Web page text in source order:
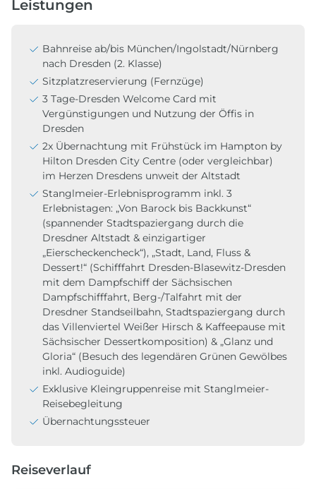
Leistungen
Bahnreise ab/bis München/Ingolstadt/Nürnberg
nach Dresden (2. Klasse)
Sitzplatzreservierung (Fernzüge)
3 Tage-Dresden Welcome Card mit
Vergünstigungen und Nutzung der Öffis in
Dresden
2x Übernachtung mit Frühstück im Hampton by
Hilton Dresden City Centre (oder vergleichbar)
im Herzen Dresdens unweit der Altstadt
Stanglmeier-Erlebnisprogramm inkl. 3
Erlebnistagen: „Von Barock bis Backkunst“
(spannender Stadtspaziergang durch die
Dresdner Altstadt & einzigartiger
„Eierscheckencheck“), „Stadt, Land, Fluss &
Dessert!“ (Schifffahrt Dresden-Blasewitz-Dresden
mit dem Dampfschiff der Sächsischen
Dampfschifffahrt, Berg-/Talfahrt mit der
Dresdner Standseilbahn, Stadtspaziergang durch
das Villenviertel Weißer Hirsch & Kaffeepause mit
Sächsischer Dessertkomposition) & „Glanz und
Gloria“ (Besuch des legendären Grünen Gewölbes
inkl. Audioguide)
Exklusive Kleingruppenreise mit Stanglmeier-
Reisebegleitung
Übernachtungssteuer
Reiseverlauf